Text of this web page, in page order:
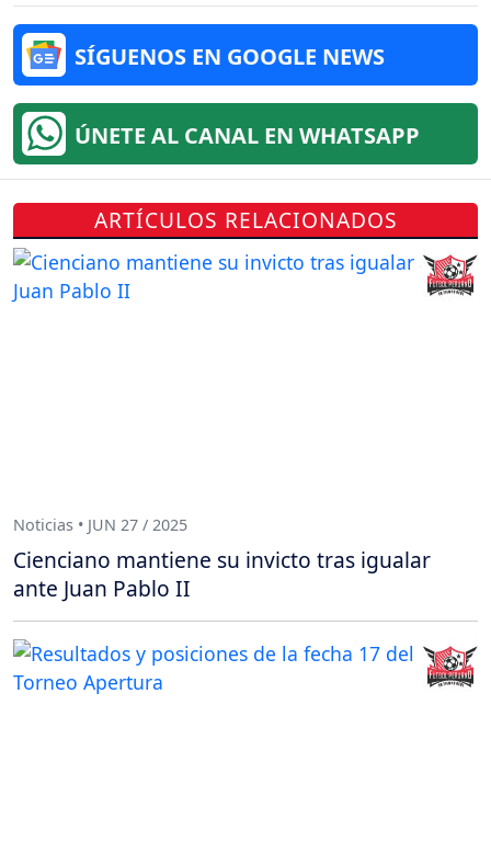
SÍGUENOS EN GOOGLE NEWS
ÚNETE AL CANAL EN WHATSAPP
ARTÍCULOS RELACIONADOS
Noticias • JUN 27 / 2025
Cienciano mantiene su invicto tras igualar
ante Juan Pablo II